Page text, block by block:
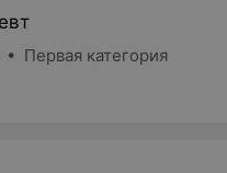
Первая категория